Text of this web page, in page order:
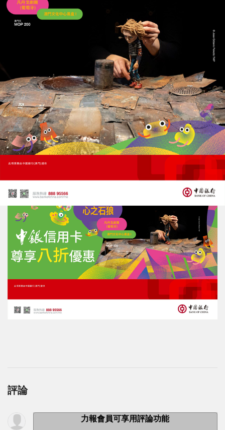
日暮時分，從大炮台上俯瞰華燈初上的澳門半島，風景格外迷人。
（devillouis攝，摘自 「澳門記憶」 文史網）
評論
力報會員可享用評論功能